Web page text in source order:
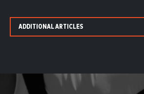
ADDITIONAL ARTICLES